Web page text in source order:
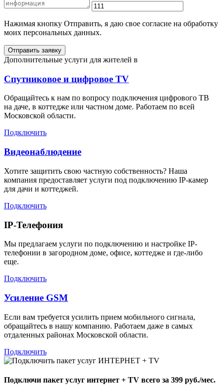
Нажимая кнопку Отправить, я даю свое согласие на обработку
моих персональных данных.
Отправить заявку
Дополнительные услуги для жителей в
Спутниковое и цифровое TV
Обращайтесь к нам по вопросу подключения цифрового ТВ
на даче, в коттедже или частном доме. Работаем по всей
Московской области.
Подключить
Видеонаблюдение
Хотите защитить свою частную собственность? Наша
компания предоставляет услуги под подключению IP-камер
для дачи и коттеджей.
Подключить
IP-Телефония
Мы предлагаем услуги по подключению и настройке IP-
телефонии в загородном доме, офисе, коттедже и где-либо
еще.
Подключить
Усиление GSM
Если вам требуется усилить прием мобильного сигнала,
обращайтесь в нашу компанию. Работаем даже в самых
отдаленных районах Московской области.
Подключить
Подключи пакет услуг интернет + TV всего за 399 руб./мес.